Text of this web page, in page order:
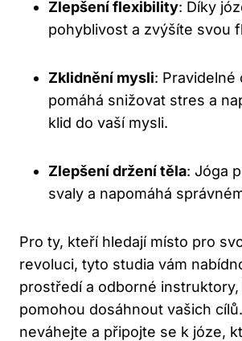
Zlepšení flexibility: Díky
pohyblivost a zvýšíte svou
Zklidnění mysli: Pravidelné
pomáhá snižovat stres a
klid do vaší mysli.
Zlepšení držení těla: Jóga
svaly a napomáhá
Pro ty, kteří hledají místo pro
revoluci, tyto studia vám
prostředí a odborné instruktory,
pomohou dosáhnout vašich
neváhejte a připojte se k józe,